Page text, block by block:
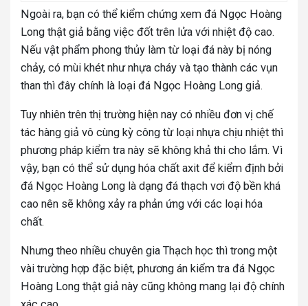
Ngoài ra, bạn có thể kiểm chứng xem đá Ngọc Hoàng
Long thật giả bằng việc đốt trên lửa với nhiệt độ cao.
Nếu vật phẩm phong thủy làm từ loại đá này bị nóng
chảy, có mùi khét như nhựa cháy và tạo thành các vụn
than thì đây chính là loại đá Ngọc Hoàng Long giả.
Tuy nhiên trên thị trường hiện nay có nhiều đơn vị chế
tác hàng giả vô cùng kỳ công từ loại nhựa chịu nhiệt thì
phương pháp kiểm tra này sẽ không khả thi cho lắm. Vì
vậy, bạn có thể sử dụng hóa chất axit để kiểm định bởi
đá Ngọc Hoàng Long là dạng đá thạch vơi độ bền khá
cao nên sẽ không xảy ra phản ứng với các loại hóa
chất.
Nhưng theo nhiều chuyên gia Thạch học thì trong một
vài trường hợp đặc biệt, phương án kiểm tra đá Ngọc
Hoàng Long thật giả này cũng không mang lại độ chính